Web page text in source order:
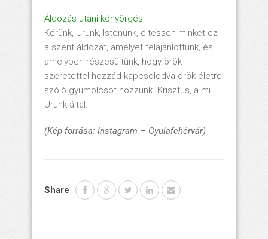
Áldozás utáni könyörgés:
Kérünk, Urunk, Istenünk, éltessen minket ez
a szent áldozat, amelyet felajánlottunk, és
amelyben részesültünk, hogy örök
szeretettel hozzád kapcsolódva örök életre
szóló gyümölcsöt hozzunk. Krisztus, a mi
Urunk által.
(Kép forrása: Instagram – Gyulafehérvár)
Share